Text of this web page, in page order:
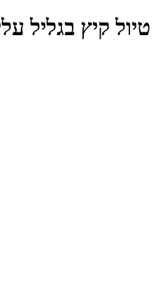
טיול קיץ בגליל